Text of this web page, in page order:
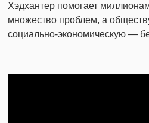
Хэдхантер помогает
множество проблем, а
социально-экономическую —